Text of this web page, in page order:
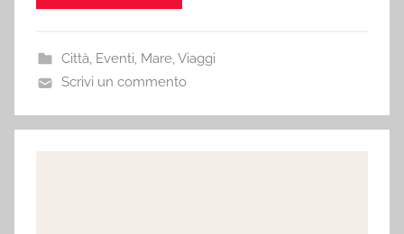
Città, Eventi, Mare,Viaggi
Scrivi un commento